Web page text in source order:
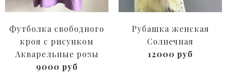
Футболка свободного
кроя с рисунком
Акварельные розы
9000 руб
Рубашка женская
Солнечная
12000 руб